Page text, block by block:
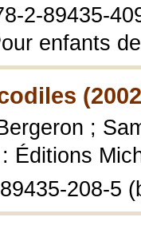
2-89435-
enfants
;
Éditions
208-5